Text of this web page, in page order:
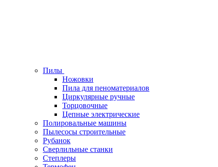
Пилы
Ножовки
Пила для пеноматериалов
Циркулярные ручные
Торцовочные
Цепные электрические
Полировальные машины
Пылесосы cтроительные
Рубанок
Сверлильные станки
Степлеры